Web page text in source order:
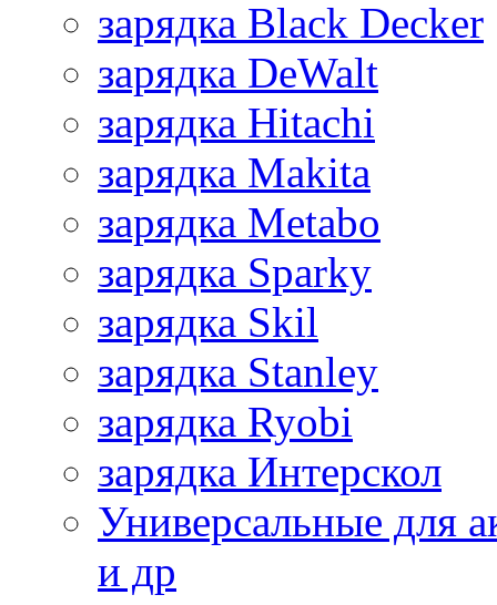
зарядка Black Decker
зарядка DeWalt
зарядка Hitachi
зарядка Makita
зарядка Metabo
зарядка Sparky
зарядка Skil
зарядка Stanley
зарядка Ryobi
зарядка Интерскол
Универсальные для
и др